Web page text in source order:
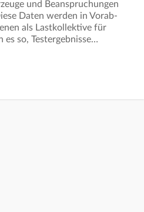
und Beanspruchungen
Daten werden in Vorab-
als Lastkollektive für
es so, Testergebnisse…